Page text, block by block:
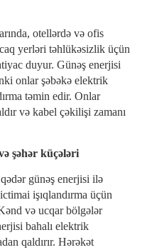
otellərdə və ofis
yerləri təhlükəsizlik üçün
duyur. Günəş enerjisi
onlar şəbəkə elektrik
təmin edir. Onlar
və kabel çəkilişi zamanı
şəhər küçələri
günəş enerjisi ilə
işıqlandırma üçün
və ucqar bölgələr
bahalı elektrik
qaldırır. Hərəkət